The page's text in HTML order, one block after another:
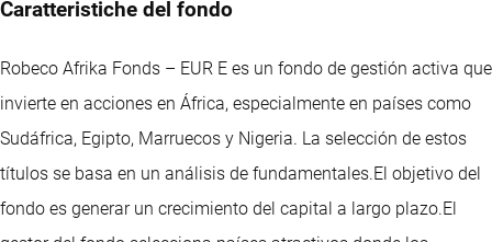
Caratteristiche del fondo
Robeco Afrika Fonds – EUR E es un fondo de gestión activa que
invierte en acciones en África, especialmente en países como
Sudáfrica, Egipto, Marruecos y Nigeria. La selección de estos
títulos se basa en un análisis de fundamentales.El objetivo del
fondo es generar un crecimiento del capital a largo plazo.El